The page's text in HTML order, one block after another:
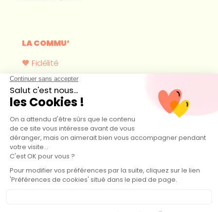
LA COMMU’
🧡 Fidélité
Où nous trouver ?
Devenir revendeur
CONTACT
hello@pimpant.com
44 boulevard Maurice Thorez 14160 Dives-sur-Mer